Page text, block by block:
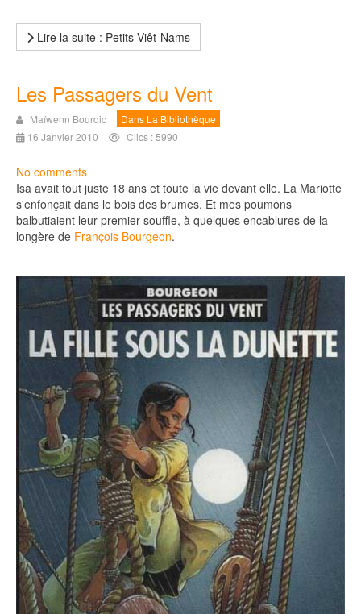
Lire la suite : Petits Viêt-Nams
Les Passagers du Vent
Maïwenn Bourdic
Dans La Bibliothèque
16 Janvier 2010
Clics : 5990
No comments
Isa avait tout juste 18 ans et toute la vie devant elle. La Mariotte
s'enfonçait dans le bois des brumes. Et mes poumons
balbutiaient leur premier souffle, à quelques encablures de la
longère de François Bourgeon.